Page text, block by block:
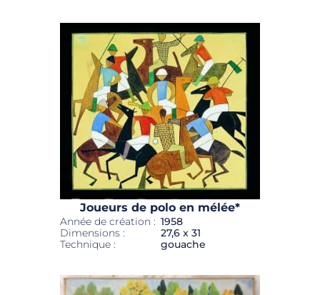
Joueurs de polo en mélée*
Année de création : 1958
Dimensions :
27,6 x 31
Technique :
gouache